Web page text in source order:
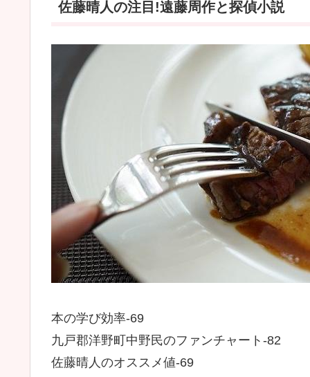
佐藤晴人の注目!遠藤周作と探偵小説
本の学び効率-69
九戸郡洋野町中野民のファンチャート-82
佐藤晴人のオススメ値-69